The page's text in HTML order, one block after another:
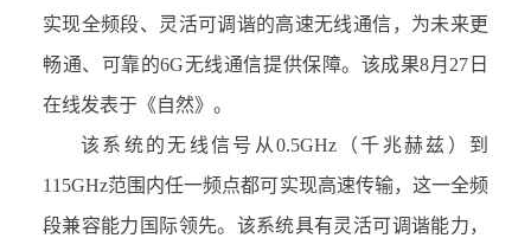
实现全频段、灵活可调谐的高速无线通信，为未来更
畅通、可靠的6G无线通信提供保障。该成果8月27 日
在线发表于《自然》。
该系统的无线信号从0.5GHz（千兆赫兹）到
115GHz范围内任一频点都可实现高速传输， 这一全频
段兼容能力国际领先。该系统具有灵活可调谐能力，